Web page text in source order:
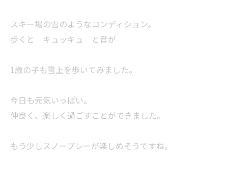
スキー場の雪のようなコンディション。
歩くと キュッキュ と音が
1歳の子も雪上を歩いてみました。
今日も元気いっぱい。
仲良く、楽しく過ごすことができました。
もう少しスノープレーが楽しめそうですね。